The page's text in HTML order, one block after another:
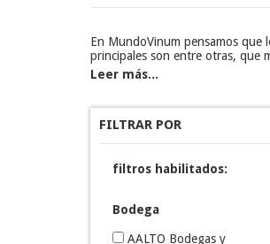
En MundoVinum pensamos que
principales son entre otras, que
Leer más...
FILTRAR POR
filtros habilitados:
Bodega
AALTO Bodegas y